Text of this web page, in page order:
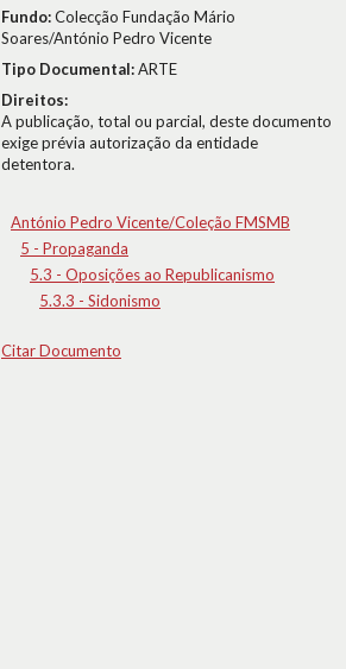
Fundo:Colecção Fundação Mário
Soares/António Pedro Vicente
Tipo Documental:ARTE
Direitos:
A publicação, total ou parcial, deste documento
exige prévia autorização da entidade
detentora.
António Pedro Vicente/Coleção FMSMB
5 - Propaganda
5.3 - Oposições ao Republicanismo
5.3.3 - Sidonismo
Citar Documento